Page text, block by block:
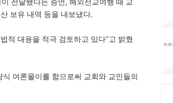
보유 내역 등을 내보냈다.
적 대응을 적극 검토하고 있다”고 밝혔
여론몰이를 함으로써 교회와 교인들의